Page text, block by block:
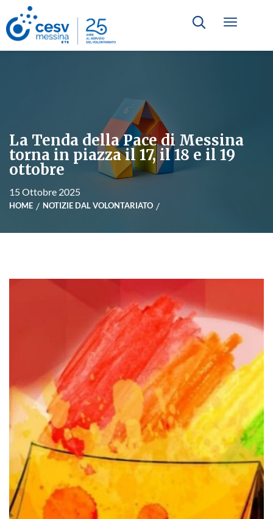
La Tenda della Pace di Messina
torna in piazza il 17, il 18 e il 19
ottobre
15 Ottobre 2025
HOME NOTIZIE DAL VOLONTARIATO